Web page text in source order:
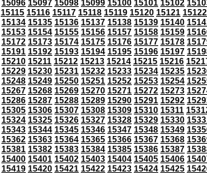
15096 15097 15098 15099 15100 15101 15102
15115 15116 15117 15118 15119 15120 15121 15122
15134 15135 15136 15137 15138 15139 15140
15153 15154 15155 15156 15157 15158 15159
15172 15173 15174 15175 15176 15177 15178
15191 15192 15193 15194 15195 15196 15197
15210 15211 15212 15213 15214 15215 15216
15229 15230 15231 15232 15233 15234 15235
15248 15249 15250 15251 15252 15253 15254
15267 15268 15269 15270 15271 15272 15273
15286 15287 15288 15289 15290 15291 15292
15305 15306 15307 15308 15309 15310 15311
15324 15325 15326 15327 15328 15329 15330
15343 15344 15345 15346 15347 15348 15349
15362 15363 15364 15365 15366 15367 15368
15381 15382 15383 15384 15385 15386 15387
15400 15401 15402 15403 15404 15405 15406
15419 15420 15421 15422 15423 15424 15425